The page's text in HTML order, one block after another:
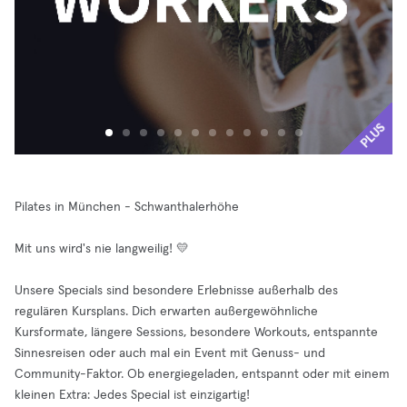
PLUS
Pilates in München - Schwanthalerhöhe
Mit uns wird's nie langweilig! 💛
Unsere Specials sind besondere Erlebnisse außerhalb des
regulären Kursplans. Dich erwarten außergewöhnliche
Kursformate, längere Sessions, besondere Workouts, entspannte
Sinnesreisen oder auch mal ein Event mit Genuss- und
Community-Faktor. Ob energiegeladen, entspannt oder mit einem
kleinen Extra: Jedes Special ist einzigartig!